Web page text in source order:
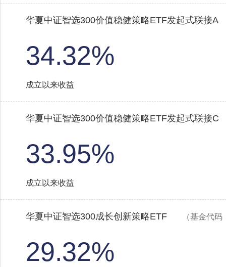
华夏中证智选300价值稳健策略ETF发起式联接A
34.32%
成立以来收益
华夏中证智选300价值稳健策略ETF发起式联接C
33.95%
成立以来收益
华夏中证智选300成长创新策略ETF （基金代
29.32%